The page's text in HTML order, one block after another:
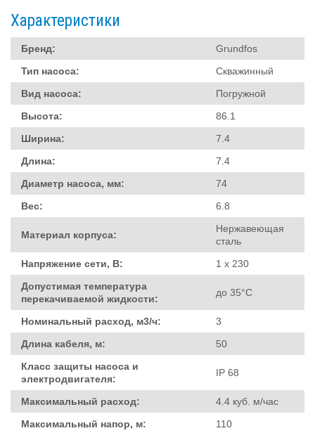
Характеристики
Бренд:
Grundfos
Тип насоса:
Скважинный
Вид насоса:
Погружной
Высота:
86.1
Ширина:
7.4
Длина:
7.4
Диаметр насоса, мм:
74
Вес:
6.8
Материал корпуса:
Нержавеющая
сталь
Напряжение сети, В:
1 х 230
Допустимая температура
перекачиваемой жидкости:
до 35°C
Номинальный расход, м3/ч:
3
Длина кабеля, м:
50
Класс защиты насоса и
электродвигателя:
IP 68
Максимальный расход:
4.4 куб. м/час
Максимальный напор, м:
110